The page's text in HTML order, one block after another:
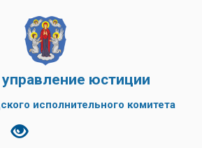
юстиции
исполнительного комитета